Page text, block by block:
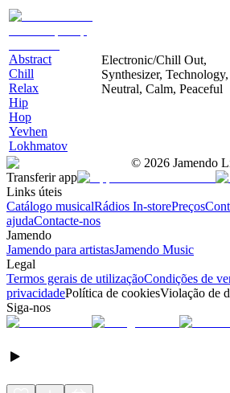
Abstract
Chill
Relax
Hip
Hop
Yevhen
Lokhmatov
Electronic/Chill Out,
Synthesizer, Technology,
Neutral, Calm, Peaceful
© 2026 Jamendo
Transferir app
Links úteis
Catálogo musicalRádios In-storePreços
ajudaContacte-nos
Jamendo
Jamendo para artistasJamendo Music
Legal
Termos gerais de utilizaçãoCondições de
privacidadePolítica de cookiesViolação de
Siga-nos